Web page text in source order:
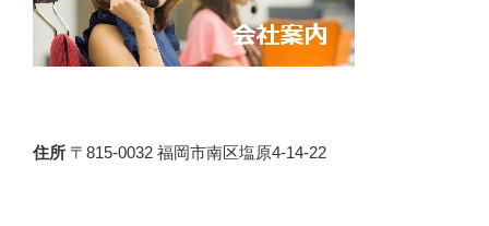
住所 〒815-0032 福岡市南区塩原4-14-22